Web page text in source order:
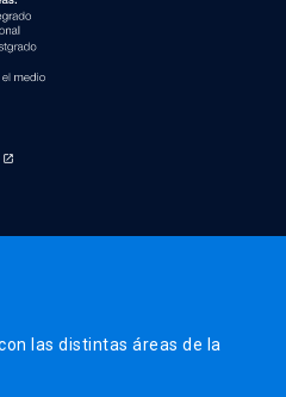
las distintas áreas de la